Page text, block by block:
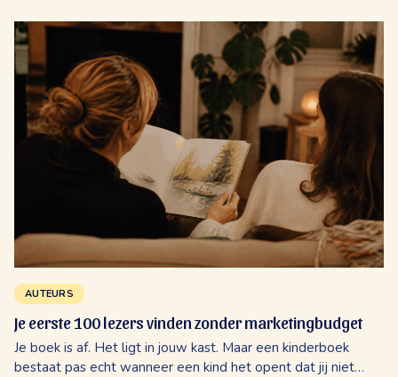
nieuw avontuur bedenken. Er...
AUTEURS
Je eerste 100 lezers vinden zonder marketingbudget
Je boek is af. Het ligt in jouw kast. Maar een kinderboek
bestaat pas echt wanneer een kind het opent dat jij niet